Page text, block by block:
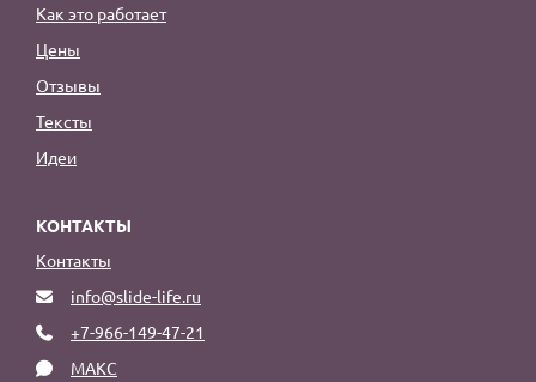
Как это работает
Цены
Отзывы
Тексты
Идеи
КОНТАКТЫ
Контакты
info@slide-life.ru
+7-966-149-47-21
МАКС